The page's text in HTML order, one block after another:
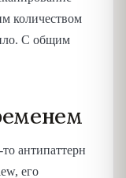
количеством
С общим
антипаттерн
его